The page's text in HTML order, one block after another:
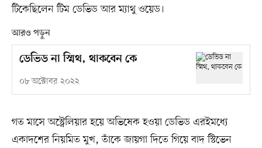
টিকেছিলেন টিম ডেভিড আর ম্যাথু ওয়েড।
আরও পড়ুন
ডেভিড না স্মিথ, থাকবেন কে
০৮ অক্টোবর ২০২২
গত মাসে অস্ট্রেলিয়ার হয়ে অভিষেক হওয়া ডেভিড এরইমধ্যে
একাদশের নিয়মিত মুখ, তাঁকে জায়গা দিতে গিয়ে বাদ স্টিভেন